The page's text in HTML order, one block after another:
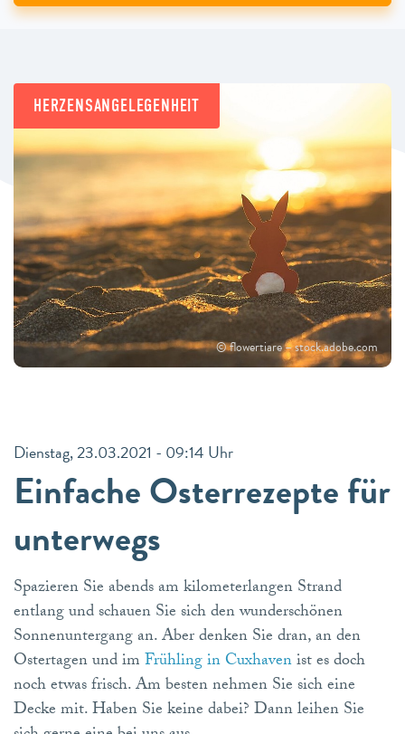
HERZENSANGELEGENHEIT
© flowertiare – stock.adobe.com
Dienstag, 23.03.2021 - 09:14 Uhr
Einfache Osterrezepte für
unterwegs
Spazieren Sie abends am kilometerlangen Strand
entlang und schauen Sie sich den wunderschönen
Sonnenuntergang an. Aber denken Sie dran, an den
Ostertagen und imFrühling in Cuxhavenist es doch
noch etwas frisch. Am besten nehmen Sie sich eine
Decke mit. Haben Sie keine dabei? Dann leihen Sie